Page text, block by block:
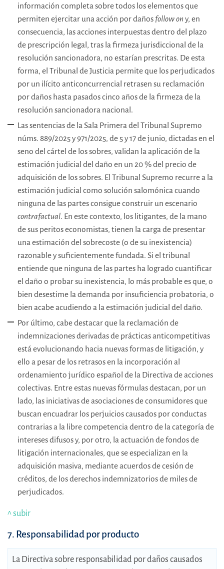
información completa sobre todos los elementos que
permiten ejercitar una acción por daños follow ony, en
consecuencia, las acciones interpuestas dentro del plazo
de prescripción legal, tras la firmeza jurisdiccional de la
resolución sancionadora, no estarían prescritas. De esta
forma, el Tribunal de Justicia permite que los perjudicados
por un ilícito anticoncurrencial retrasen su reclamación
por daños hasta pasados cinco años de la firmeza de la
resolución sancionadora nacional.
Las sentencias de la Sala Primera del Tribunal Supremo
núms. 889/2025 y 971/2025, de 5 y 17 de junio, dictadas en el
seno del cártel de los sobres, validan la aplicación de la
estimación judicial del daño en un 20 % del precio de
adquisición de los sobres. El Tribunal Supremo recurre a la
estimación judicial como solución salomónica cuando
ninguna de las partes consigue construir un escenario
contrafactual. En este contexto, los litigantes, de la mano
de sus peritos economistas, tienen la carga de presentar
una estimación del sobrecoste (o de su inexistencia)
razonable y suficientemente fundada. Si el tribunal
entiende que ninguna de las partes ha logrado cuantificar
el daño o probar su inexistencia, lo más probable es que, o
bien desestime la demanda por insuficiencia probatoria, o
bien acabe acudiendo a la estimación judicial del daño.
Por último, cabe destacar que la reclamación de
indemnizaciones derivadas de prácticas anticompetitivas
está evolucionando hacia nuevas formas de litigación, y
ello a pesar de los retrasos en la incorporación al
ordenamiento jurídico español de la Directiva de acciones
colectivas. Entre estas nuevas fórmulas destacan, por un
lado, las iniciativas de asociaciones de consumidores que
buscan encuadrar los perjuicios causados por conductas
contrarias a la libre competencia dentro de la categoría de
intereses difusos y, por otro, la actuación de fondos de
litigación internacionales, que se especializan en la
adquisición masiva, mediante acuerdos de cesión de
créditos, de los derechos indemnizatorios de miles de
perjudicados.
^ subir
7. Responsabilidad por producto
La Directiva sobre responsabilidad por daños causados